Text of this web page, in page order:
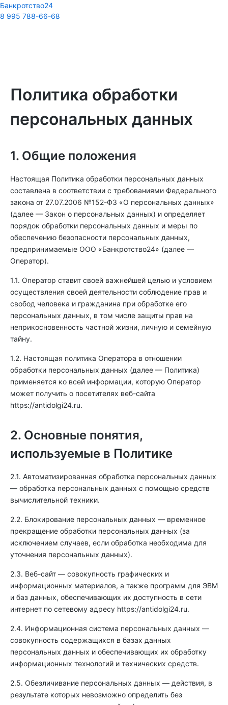
Банкротство24
8 995 788-66-68
Политика обработки
персональных данных
1. Общие положения
Настоящая Политика обработки персональных данных
составлена в соответствии с требованиями Федерального
закона от 27.07.2006 №152-ФЗ «О персональных данных»
(далее — Закон о персональных данных) и определяет
порядок обработки персональных данных и меры по
обеспечению безопасности персональных данных,
предпринимаемые ООО «Банкротство24» (далее —
Оператор).
1.1. Оператор ставит своей важнейшей целью и условием
осуществления своей деятельности соблюдение прав и
свобод человека и гражданина при обработке его
персональных данных, в том числе защиты прав на
неприкосновенность частной жизни, личную и семейную
тайну.
1.2. Настоящая политика Оператора в отношении
обработки персональных данных (далее — Политика)
применяется ко всей информации, которую Оператор
может получить о посетителях веб-сайта
https://antidolgi24.ru.
2. Основные понятия,
используемые в Политике
2.1. Автоматизированная обработка персональных данных
— обработка персональных данных с помощью средств
вычислительной техники.
2.2. Блокирование персональных данных — временное
прекращение обработки персональных данных (за
исключением случаев, если обработка необходима для
уточнения персональных данных).
2.3. Веб-сайт — совокупность графических и
информационных материалов, а также программ для ЭВМ
и баз данных, обеспечивающих их доступность в сети
интернет по сетевому адресу https://antidolgi24.ru.
2.4. Информационная система персональных данных —
совокупность содержащихся в базах данных
персональных данных и обеспечивающих их обработку
информационных технологий и технических средств.
2.5. Обезличивание персональных данных — действия, в
результате которых невозможно определить без